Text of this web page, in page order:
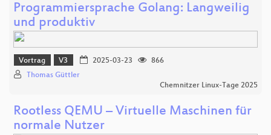
Programmiersprache Golang: Langweilig
und produktiv
Vortrag V3 2025-03-23
866
Thomas Güttler
Chemnitzer Linux-Tage 2025
Rootless QEMU – Virtuelle Maschinen für
normale Nutzer